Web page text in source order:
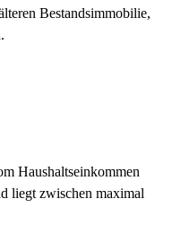
Bestandsimmobilie,
Haushaltseinkommen
liegt zwischen maximal